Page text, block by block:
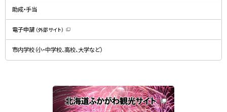
す
ン
で
す
）
助成・手当
電子申請 （外部サイト）
新
規
ウ
ン
開
き
ま
す
）
市内学校（小・中学校、高校、大学など）